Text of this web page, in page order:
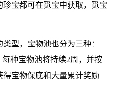
珍宝都可在觅宝中获取，觅宝
类型，宝物池也分为三种：
种宝物池将持续2周，并按
宝物保底和大量累计奖励